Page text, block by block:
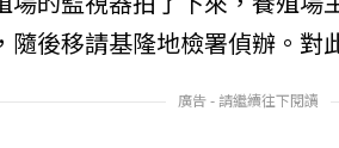
後移請基隆地檢署偵辦。對
廣告 - 請繼續往下閱讀